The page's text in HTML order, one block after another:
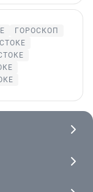
ГОРОСКОП